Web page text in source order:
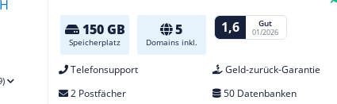
150 GB
Speicherplatz
5
Domains inkl.
1,6 Gut
01/2026
Telefonsupport
Geld-zurück-Garantie
2 Postfächer
50 Datenbanken